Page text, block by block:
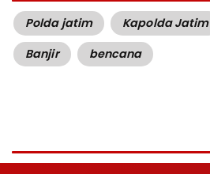
Polda jatim Kapolda Jatim
Banjir
bencana